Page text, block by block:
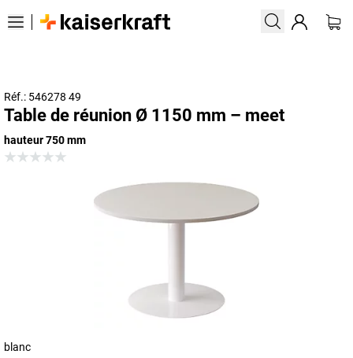
Réf.: 546278 49
Table de réunion Ø 1150 mm – meet
hauteur 750 mm
blanc